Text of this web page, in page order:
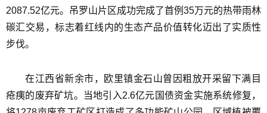
2087.52亿元。吊罗山片区成功完成了首例35万元的热带雨林
碳汇交易，标志着红线内的生态产品价值转化迈出了实质性
步伐。
在江西省新余市，欧里镇金石山曾因粗放开采留下满目
疮痍的废弃矿坑。当地引入2.6亿元国债资金实施系统修复，